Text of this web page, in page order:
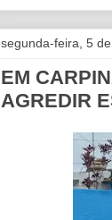
segunda-feira, 5
EM
AGREDIR